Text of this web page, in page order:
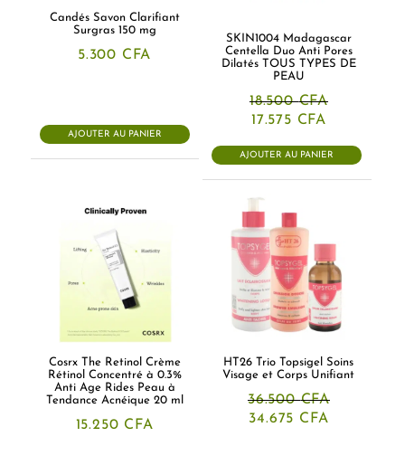
Candés Savon Clarifiant
Surgras 150 mg
5.300 CFA
AJOUTER AU PANIER
SKIN1004 Madagascar
Centella Duo Anti Pores
Dilatés TOUS TYPES DE
PEAU
18.500CFA
Le
initial
était :
18.500 CFA.
17.575 CFA
actuel
est :
17.575 CFA.
AJOUTER AU PANIER
Cosrx The Retinol Crème
Rétinol Concentré à 0.3%
Anti Age Rides Peau à
Tendance Acnéique 20 ml
15.250 CFA
HT26 Trio Topsigel Soins
Visage et Corps Unifiant
36.500CFA
Le
34.675 CFA